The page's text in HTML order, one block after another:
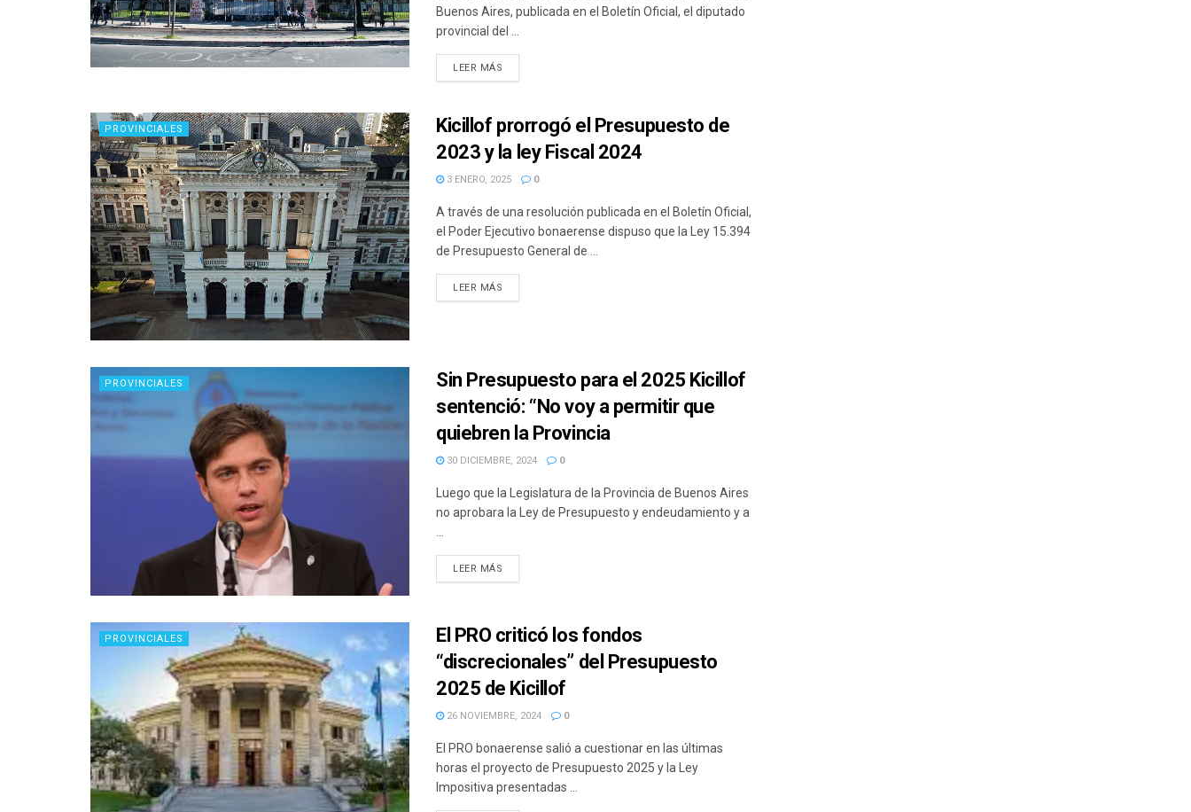
Buenos Aires, publicada en el Boletín Oficial, el diputado
provincial del ...
LEER MÁS
PROVINCIALES
Kicillof prorrogó el Presupuesto de
2023 y la ley Fiscal 2024
3 ENERO, 2025 0
A través de una resolución publicada en el Boletín Oficial,
el Poder Ejecutivo bonaerense dispuso que la Ley 15.394
de Presupuesto General de ...
LEER MÁS
PROVINCIALES
Sin Presupuesto para el 2025 Kicillof
sentenció: “No voy a permitir que
quiebren la Provincia
30 DICIEMBRE, 2024 0
Luego que la Legislatura de la Provincia de Buenos Aires
no aprobara la Ley de Presupuesto y endeudamiento y a
LEER MÁS
PROVINCIALES
El PRO criticó los fondos
“discrecionales” del Presupuesto
2025 de Kicillof
26 NOVIEMBRE, 2024 0
El PRO bonaerense salió a cuestionar en las últimas
horas el proyecto de Presupuesto 2025 y la Ley
Impositiva presentadas ...